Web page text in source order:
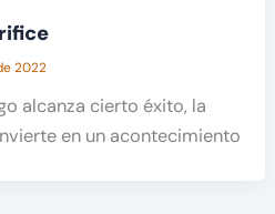
2022
alcanza cierto éxito, la
en un acontecimiento